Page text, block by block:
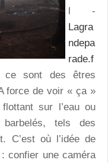
l -
Lagra
ndepa
rade.f
ce sont des êtres
force de voir « ça »
sur l’eau ou
barbelés, tels des
C’est où l’idée de
confier une caméra